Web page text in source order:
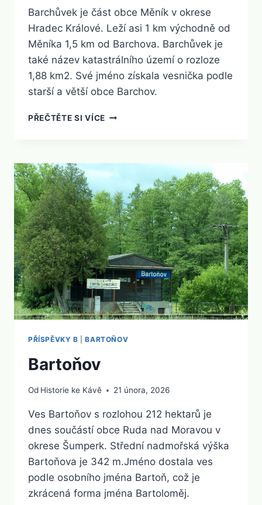
Barchůvek je část obce Měník v okrese
Hradec Králové. Leží asi 1 km východně od
Měníka 1,5 km od Barchova. Barchůvek je
také název katastrálního území o rozloze
1,88 km2. Své jméno získala vesnička podle
starší a větší obce Barchov.
PŘEČTĚTE SI VÍCEBARCHŮVEK
PŘÍSPĚVKY B |BARTOŇOV
Bartoňov
Od Historie ke Kávě 21 února, 2026
Ves Bartoňov s rozlohou 212 hektarů je
dnes součástí obce Ruda nad Moravou v
okrese Šumperk. Střední nadmořská výška
Bartoňova je 342 m.Jméno dostala ves
podle osobního jména Bartoň, což je
zkrácená forma jména Bartoloměj.